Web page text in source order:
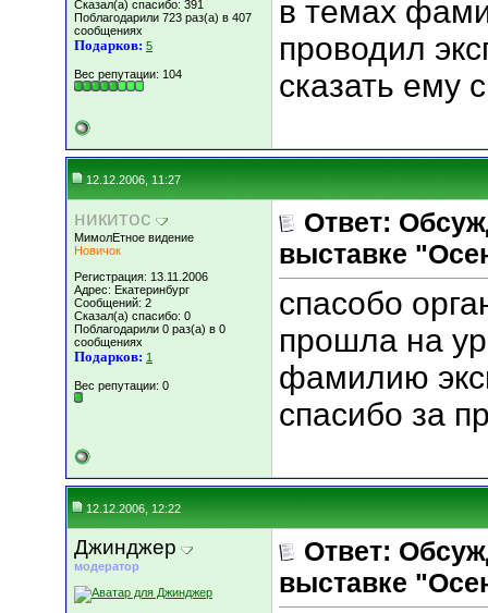
Сказал(а) спасибо: 391
Поблагодарили 723 раз(а) в 407
сообщениях
Подарков: 5
Вес репутации: 104
в темах
проводил
сказать ему
12.12.2006, 11:27
никитос
МимолЕтное видение
Новичок
Регистрация: 13.11.2006
Адрес: Екатеринбург
Сообщений: 2
Сказал(а) спасибо: 0
Поблагодарили 0 раз(а) в 0
сообщениях
Подарков: 1
Вес репутации: 0
Ответ:
выставке
спасобо
прошла на
фамилию
спасибо за
12.12.2006, 12:22
Джинджер
модератор
Ответ:
выставке